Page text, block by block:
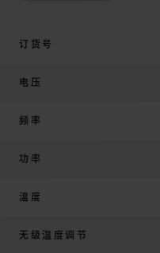
订货号
电压
频率
功率
溫度
无级温度调节